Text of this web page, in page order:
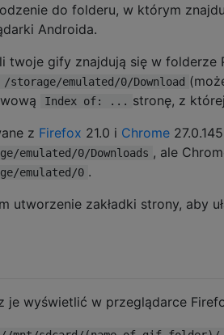
do folderu, w którym
Androida.
twoje gify znajdują się w
/storage/emulated/0/Download
Index of: ... stronę, z
z Firefox 21.0 i Chrome
emulated/0/Downloads , ale
emulated/0 .
utworzenie zakładki strony, aby
je wyświetlić w przeglądarce